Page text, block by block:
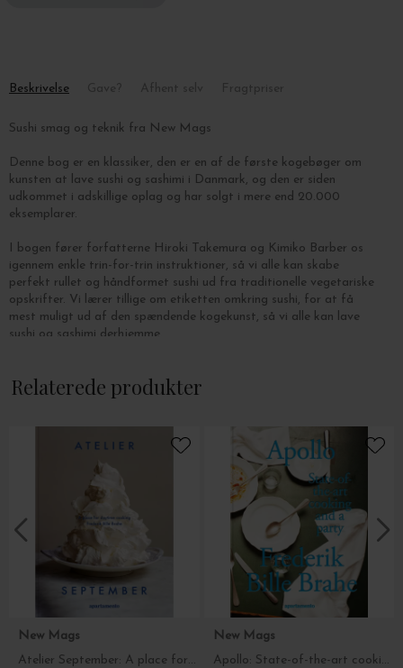
Beskrivelse
Sushi smag og teknik fra New Mags
Denne bog er en klassiker, den er en af de første kogebøger om
kunsten at lave sushi og sashimi i Danmark, og den er siden
udkommet i adskillige oplag og har solgt i mere end 20.000
eksemplarer.
I bogen fører forfatterne Hiroki Takemura og Kimiko Barber os
igennem enkle trin-for-trin instruktioner, så vi alle kan skabe
perfekt rullet og håndformet sushi ud fra traditionelle vegetariske
opskrifter. Vi lærer tillige om etiketten omkring sushi, for at få
mest muligt ud af den spændende kogekunst, så vi alle kan lave
sushi og sashimi derhjemme.
Relaterede produkter
New Mags
Atelier September: A place for daytime cooking
New Mags
Apollo: State-of-the-art cooking and a party